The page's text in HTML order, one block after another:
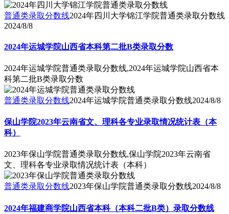
普通类录取分数线2024年四川大学锦江学院普通类录取分数线
2024/8/8
2024年运城学院山西省本科第二批B类录取分数
2024年运城学院普通类录取分数线,2024年运城学院山西省本
科第二批B类录取分数
普通类录取分数线2024年运城学院普通类录取分数线2024/8/8
保山学院2023年云南省文、理科各专业录取情况统计表（本
科）
2023年保山学院普通类录取分数线,保山学院2023年云南省
文、理科各专业录取情况统计表（本科）
普通类录取分数线2023年保山学院普通类录取分数线2024/8/8
2024年福建商学院山西省本科（本科二批B类）录取分数线